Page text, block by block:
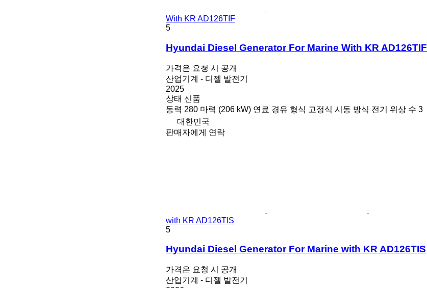
With KR AD126TIF
5
Hyundai Diesel Generator For Marine With KR AD126TIF
가격은 요청 시 공개
산업기계 - 디젤 발전기
2025
상태 신품
동력 280 마력 (206 kW) 연료 경유 형식 고정식 시동 방식 전기 위상 수 3
대한민국
판매자에게 연락
with KR AD126TIS
5
Hyundai Diesel Generator For Marine with KR AD126TIS
가격은 요청 시 공개
산업기계 - 디젤 발전기